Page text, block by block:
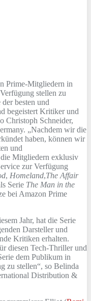
Prime-Mitgliedern in
stellen zu
besten und
begeistert Kritiker und
Christoph Schneider,
„Nachdem wir die
haben, können wir
und
Mitgliedern exklusiv
zur Verfügung
, Homeland,The Affair
Serie The Man in the
bei Amazon Prime
Jahr, hat die Serie
Darsteller und
Kritiken erhalten.
diesen Tech-Thriller und
dem Publikum in
zu stellen“, so Belinda
Distribution &